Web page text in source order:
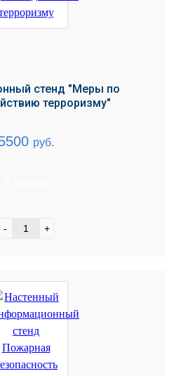
стенд "Меры по
терроризму"
руб.
- +